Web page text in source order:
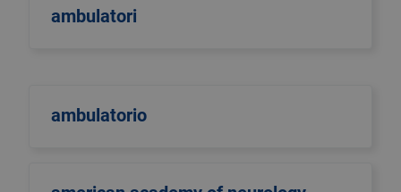
ambulatori
ambulatorio